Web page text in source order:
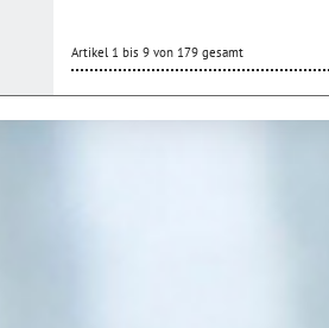
Artikel 1 bis 9 von 179 gesamt